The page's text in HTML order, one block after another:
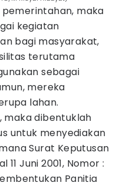
maka
kegiatan
bagi masyarakat,
terutama
sebagai
mereka
lahan.
dibentuklah
untuk menyediakan
Surat Keputusan
Juni 2001, Nomor :
Panitia